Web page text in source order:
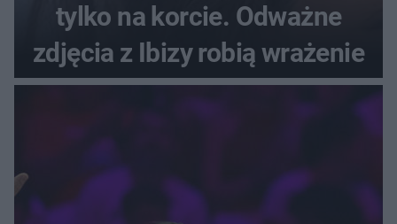
tylko na korcie. Odważne
zdjęcia z Ibizy robią wrażenie